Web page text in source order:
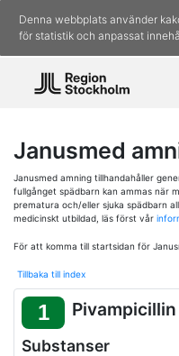
Denna webbplats använder
för statistik och anpassat
Janusmed
Janusmed amning tillhandahåller
fullgånget spädbarn kan ammas när
prematura och/eller sjuka spädbarn
medicinskt utbildad, läs först vår
För att komma till startsidan för
Tillbaka till index
1 Pivampicillin
Substanser